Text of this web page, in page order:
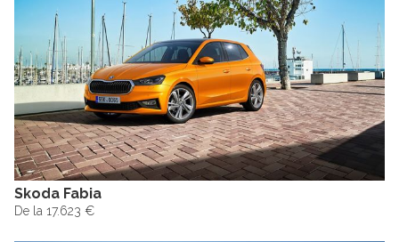
Skoda Fabia
De la 17.623 €